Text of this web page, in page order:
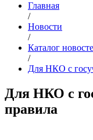
Главная
/
Новости
/
Каталог
/
Для НКО с
Для НКО с
правила